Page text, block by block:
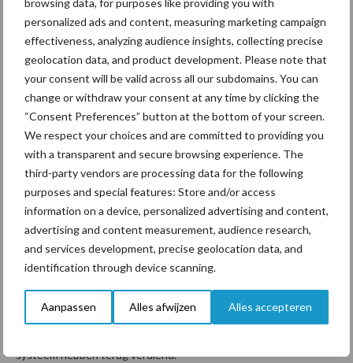
personalized ads and content, measuring marketing campaign
effectiveness, analyzing audience insights, collecting precise
geolocation data, and product development. Please note that
your consent will be valid across all our subdomains. You can
change or withdraw your consent at any time by clicking the
“Consent Preferences” button at the bottom of your screen.
We respect your choices and are committed to providing you
with a transparent and secure browsing experience. The
third-party vendors are processing data for the following
purposes and special features: Store and/or access
information on a device, personalized advertising and content,
advertising and content measurement, audience research,
and services development, precise geolocation data, and
identification through device scanning.
Aanpassen Alles afwijzen Alles accepteren
Verbetering drachtigheidspercentage van 7 CowManager
gebruikers in de Verenigde Staten (Bron: CowManager)
CowManager heeft een goede
terugverdientijd
Het tijdig detecteren van tochten en gezondheidsproblemen
met behulp van een koe monitoringssysteem zorgen voor
verbetering van de resultaten van uw veestapel. Gezondere
koeien zullen beter presteren, en hierdoor minder medicijnen en
hormonen nodig hebben. Niet alleen kan CowManager je
ondersteunen in het verhogen van de winst, maar ook in het
besparen van tijd en werk. Deze zijn echter moeilijk in cijfers uit te
systeem hebben terug verdiend.